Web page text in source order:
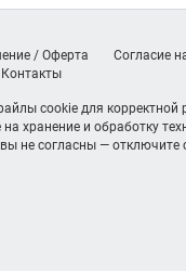
/ Оферта
Согласие
Контакты
cookie для
на хранение и обработку
не согласны — отключите